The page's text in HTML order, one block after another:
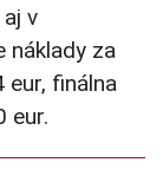
v
náklady za
finálna
eur.